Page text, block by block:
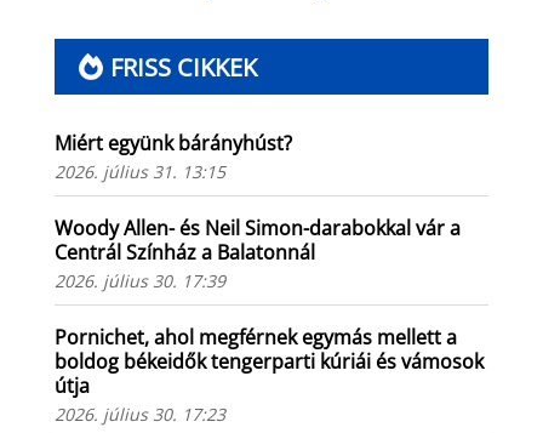
FRISS CIKKEK
Miért együnk bárányhúst?
2026. július 31. 13:15
Woody Allen- és Neil Simon-darabokkal vár a
Centrál Színház a Balatonnál
2026. július 30. 17:39
Pornichet, ahol megférnek egymás mellett a
boldog békeidők tengerparti kúriái és vámosok
útja
2026. július 30. 17:23